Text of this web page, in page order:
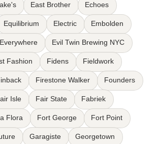
East Brother Echoes
Equilibrium Electric Embolden
Everywhere Evil Twin Brewing NYC
Fashion Fidens Fieldwork
Firestone Walker Founders
Isle Fair State Fabriek
Flora Fort George Fort Point
Garagiste Georgetown